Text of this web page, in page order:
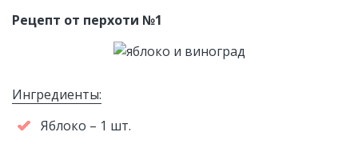
Рецепт от перхоти №1
Ингредиенты:
Яблоко – 1 шт.